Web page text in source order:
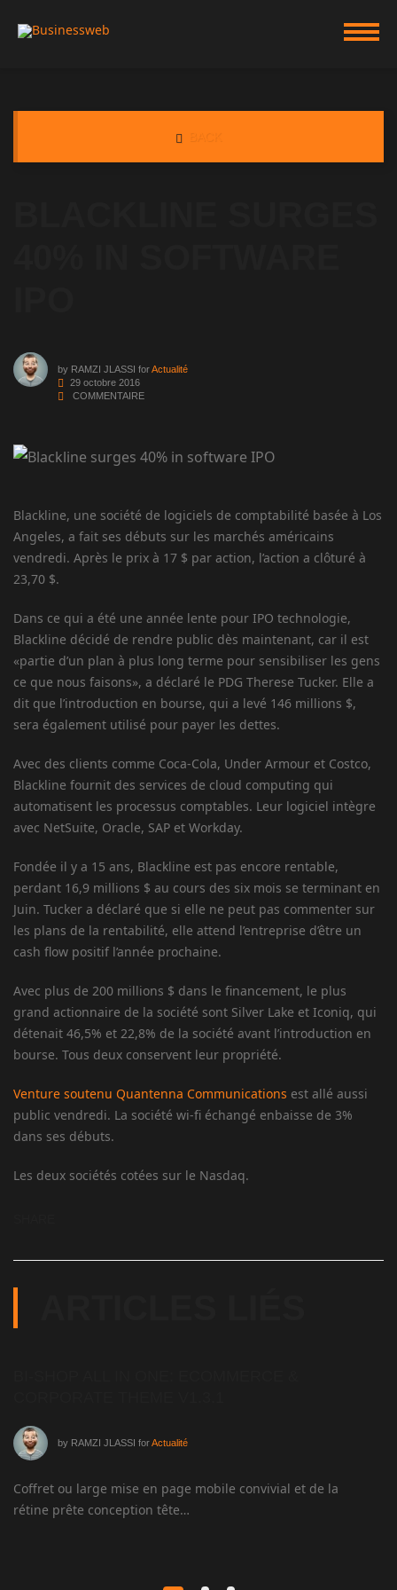
by RAMZI JLASSI forActualité
29 octobre 2016
COMMENTAIRE
Blackline, une société de logiciels de comptabilité basée à Los
Angeles, a fait ses débuts sur les marchés américains
vendredi. Après le prix à 17 $ par action, l’action a clôturé à
23,70 $.
Dans ce qui a été une année lente pour IPO technologie,
Blackline décidé de rendre public dès maintenant, car il est
«partie d’un plan à plus long terme pour sensibiliser les gens
ce que nous faisons», a déclaré le PDG Therese Tucker. Elle a
dit que l’introduction en bourse, qui a levé 146 millions $,
sera également utilisé pour payer les dettes.
Avec des clients comme Coca-Cola, Under Armour et Costco,
Blackline fournit des services de cloud computing qui
automatisent les processus comptables. Leur logiciel intègre
avec NetSuite, Oracle, SAP et Workday.
Fondée il y a 15 ans, Blackline est pas encore rentable,
perdant 16,9 millions $ au cours des six mois se terminant en
Juin. Tucker a déclaré que si elle ne peut pas commenter sur
les plans de la rentabilité, elle attend l’entreprise d’être un
cash flow positif l’année prochaine.
Avec plus de 200 millions $ dans le financement, le plus
grand actionnaire de la société sont Silver Lake et Iconiq, qui
détenait 46,5% et 22,8% de la société avant l’introduction en
bourse. Tous deux conservent leur propriété.
Venture soutenu Quantenna Communications est allé aussi
public vendredi. La société wi-fi échangé enbaisse de 3%
dans ses débuts.
Les deux sociétés cotées sur le Nasdaq.
by RAMZI JLASSI forActualité
Coffret ou large mise en page mobile convivial et de la
rétine prête conception tête…